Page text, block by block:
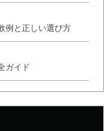
例と正しい選び方
ガイド